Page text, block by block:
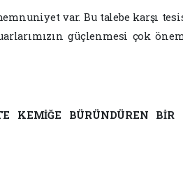
var. Bu talebe karşı
güçlenmesi çok
KEMİĞE BÜRÜNDÜREN BİR